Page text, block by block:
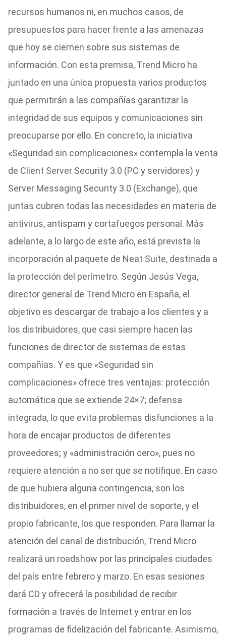
recursos humanos ni, en muchos casos, de
presupuestos para hacer frente a las amenazas
que hoy se ciernen sobre sus sistemas de
información. Con esta premisa, Trend Micro ha
juntado en una única propuesta varios productos
que permitirán a las compañías garantizar la
integridad de sus equipos y comunicaciones sin
preocuparse por ello. En concreto, la iniciativa
«Seguridad sin complicaciones» contempla la venta
de Client Server Security 3.0 (PC y servidores) y
Server Messaging Security 3.0 (Exchange), que
juntas cubren todas las necesidades en materia de
antivirus, antispam y cortafuegos personal. Más
adelante, a lo largo de este año, está prevista la
incorporación al paquete de Neat Suite, destinada a
la protección del perímetro. Según Jesús Vega,
director general de Trend Micro en España, el
objetivo es descargar de trabajo a los clientes y a
los distribuidores, que casi siempre hacen las
funciones de director de sistemas de estas
compañías. Y es que «Seguridad sin
complicaciones» ofrece tres ventajas: protección
automática que se extiende 24×7; defensa
integrada, lo que evita problemas disfunciones a la
hora de encajar productos de diferentes
proveedores; y «administración cero», pues no
requiere atención a no ser que se notifique. En caso
de que hubiera alguna contingencia, son los
distribuidores, en el primer nivel de soporte, y el
propio fabricante, los que responden. Para llamar la
atención del canal de distribución, Trend Micro
realizará un roadshow por las principales ciudades
del país entre febrero y marzo. En esas sesiones
dará CD y ofrecerá la posibilidad de recibir
formación a través de Internet y entrar en los
programas de fidelización del fabricante. Asimismo,